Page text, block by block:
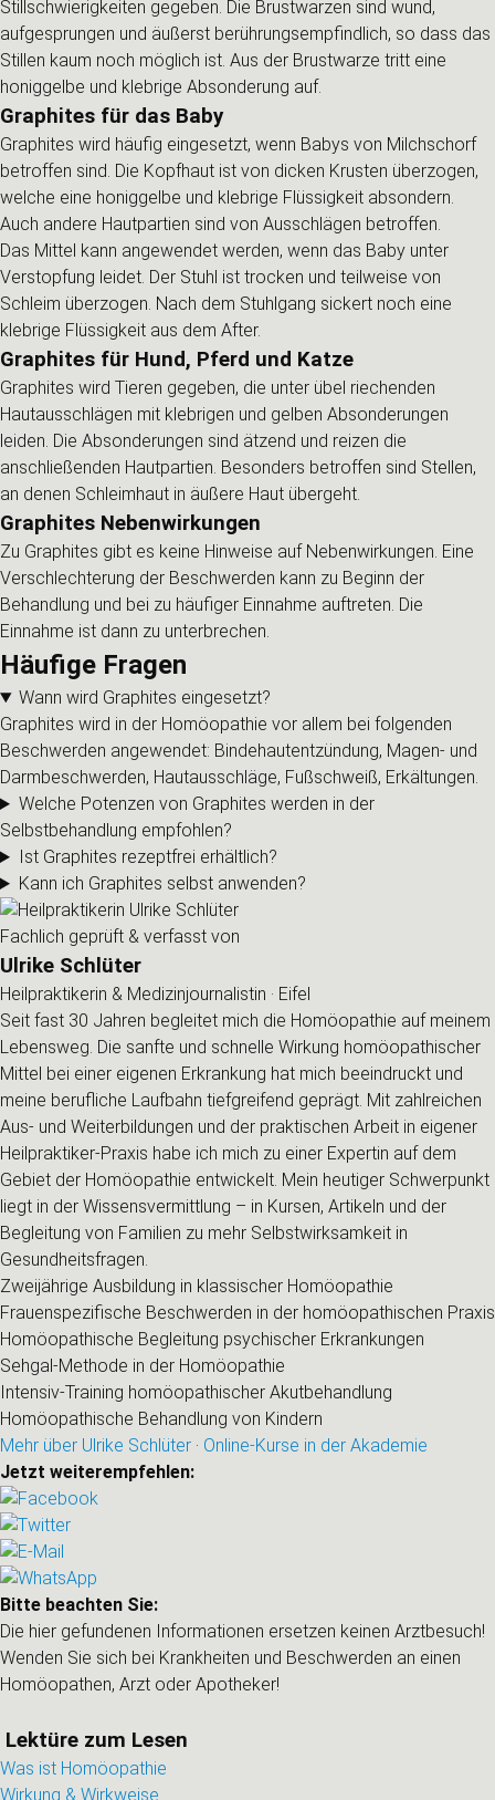
Stillschwierigkeiten gegeben. Die Brustwarzen sind wund,
aufgesprungen und äußerst berührungsempfindlich, so dass das
Stillen kaum noch möglich ist. Aus der Brustwarze tritt eine
honiggelbe und klebrige Absonderung auf.
Graphites für das Baby
Graphites wird häufig eingesetzt, wenn Babys von Milchschorf
betroffen sind. Die Kopfhaut ist von dicken Krusten überzogen,
welche eine honiggelbe und klebrige Flüssigkeit absondern.
Auch andere Hautpartien sind von Ausschlägen betroffen.
Das Mittel kann angewendet werden, wenn das Baby unter
Verstopfung leidet. Der Stuhl ist trocken und teilweise von
Schleim überzogen. Nach dem Stuhlgang sickert noch eine
klebrige Flüssigkeit aus dem After.
Graphites für Hund, Pferd und Katze
Graphites wird Tieren gegeben, die unter übel riechenden
Hautausschlägen mit klebrigen und gelben Absonderungen
leiden. Die Absonderungen sind ätzend und reizen die
anschließenden Hautpartien. Besonders betroffen sind Stellen,
an denen Schleimhaut in äußere Haut übergeht.
Graphites Nebenwirkungen
Zu Graphites gibt es keine Hinweise auf Nebenwirkungen. Eine
Verschlechterung der Beschwerden kann zu Beginn der
Behandlung und bei zu häufiger Einnahme auftreten. Die
Einnahme ist dann zu unterbrechen.
Häufige Fragen
Wann wird Graphites eingesetzt?
Graphites wird in der Homöopathie vor allem bei folgenden
Beschwerden angewendet: Bindehautentzündung, Magen- und
Darmbeschwerden, Hautausschläge, Fußschweiß, Erkältungen.
Welche Potenzen von Graphites werden in der
Selbstbehandlung empfohlen?
Ist Graphites rezeptfrei erhältlich?
Kann ich Graphites selbst anwenden?
Fachlich geprüft & verfasst von
Ulrike Schlüter
Heilpraktikerin & Medizinjournalistin · Eifel
Seit fast 30 Jahren begleitet mich die Homöopathie auf meinem
Lebensweg. Die sanfte und schnelle Wirkung homöopathischer
Mittel bei einer eigenen Erkrankung hat mich beeindruckt und
meine berufliche Laufbahn tiefgreifend geprägt. Mit zahlreichen
Aus- und Weiterbildungen und der praktischen Arbeit in eigener
Heilpraktiker-Praxis habe ich mich zu einer Expertin auf dem
Gebiet der Homöopathie entwickelt. Mein heutiger Schwerpunkt
liegt in der Wissensvermittlung – in Kursen, Artikeln und der
Begleitung von Familien zu mehr Selbstwirksamkeit in
Gesundheitsfragen.
Zweijährige Ausbildung in klassischer Homöopathie
Frauenspezifische Beschwerden in der homöopathischen Praxis
Homöopathische Begleitung psychischer Erkrankungen
Sehgal-Methode in der Homöopathie
Intensiv-Training homöopathischer Akutbehandlung
Homöopathische Behandlung von Kindern
Mehr über Ulrike Schlüter · Online-Kurse in der Akademie
Jetzt weiterempfehlen:
Bitte beachten Sie:
Die hier gefundenen Informationen ersetzen keinen Arztbesuch!
Wenden Sie sich bei Krankheiten und Beschwerden an einen
Homöopathen, Arzt oder Apotheker!
Lektüre zum Lesen
Was ist Homöopathie
Wirkung & Wirkweise